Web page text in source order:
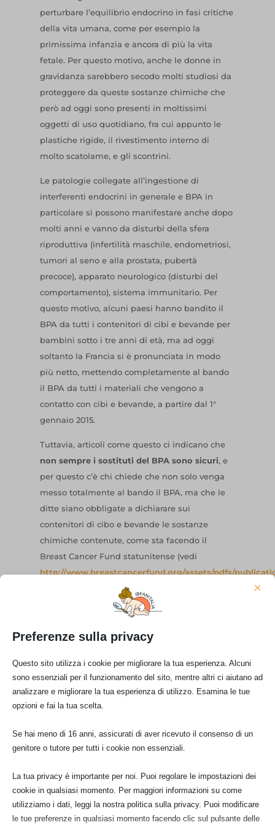
perturbare l’equilibrio endocrino in fasi critiche
della vita umana, come per esempio la
primissima infanzia e ancora di più la vita
fetale. Per questo motivo, anche le donne in
gravidanza sarebbero secodo molti studiosi da
proteggere da queste sostanze chimiche che
però ad oggi sono presenti in moltissimi
oggetti di uso quotidiano, fra cui appunto le
plastiche rigide, il rivestimento interno di
molto scatolame, e gli scontrini.
Le patologie collegate all’ingestione di
interferenti endocrini in generale e BPA in
particolare si possono manifestare anche dopo
molti anni e vanno da disturbi della sfera
riproduttiva (infertilità maschile, endometriosi,
tumori al seno e alla prostata, pubertà
precoce), apparato neurologico (disturbi del
comportamento), sistema immunitario. Per
questo motivo, alcuni paesi hanno bandito il
BPA da tutti i contenitori di cibi e bevande per
bambini sotto i tre anni di età, ma ad oggi
soltanto la Francia si è pronunciata in modo
più netto, mettendo completamente al bando
il BPA da tutti i materiali che vengono a
contatto con cibi e bevande, a partire dal 1°
gennaio 2015.
Tuttavia, articoli come questo ci indicano che
non sempre i sostituti del BPA sono sicuri, e
per questo c’è chi chiede che non solo venga
messo totalmente al bando il BPA, ma che le
ditte siano obbligate a dichiarare sui
contenitori di cibo e bevande le sostanze
chimiche contenute, come sta facendo il
Breast Cancer Fund statunitense (vedi
http://www.breastcancerfund.org/assets/pdfs/
development-the-dangers-of-prenatal-bpa-
non esistono garanzie sulla totale innocuità
delle plastiche BPA free.
Per chi proprio non ne può fare a meno
(tenendo conto che la maggior parte dei
tazzina già a sei mesi) probabilmente il vetro
rimane l’alternativa più sicura.
Vedi anche:
http://difesalattematerno.wordpress.com/2012/11/07/
sugli-interferenti-endocrini/
Preferenze sulla privacy
×
Questo sito utilizza i cookie per migliorare la tua esperienza. Alcuni
sono essenziali per il funzionamento del sito, mentre altri ci aiutano ad
analizzare e migliorare la tua esperienza di utilizzo. Esamina le tue
opzioni e fai la tua scelta.
Se hai meno di 16 anni, assicurati di aver ricevuto il consenso di un
genitore o tutore per tutti i cookie non essenziali.
La tua privacy è importante per noi. Puoi regolare le impostazioni dei
cookie in qualsiasi momento. Per maggiori informazioni su come
utilizziamo i dati, leggi la nostra politica sulla privacy. Puoi modificare
le tue preferenze in qualsiasi momento facendo clic sul pulsante delle